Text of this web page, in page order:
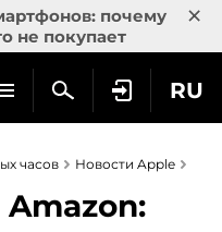
почему
не покупает
×
RU
часов Новости Apple